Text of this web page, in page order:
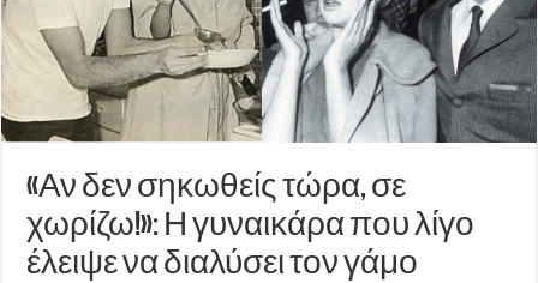
«Αν δεν σηκωθείς τώρα, σε
χωρίζω!»: Η γυναικάρα που λίγο
έλειψε να διαλύσει τον γάμο